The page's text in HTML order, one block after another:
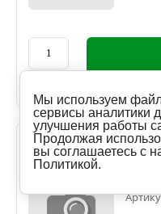
флак(250
Мы используем
сервисы аналитики
улучшения работы
Продолжая
вы соглашаетесь с
Политикой.